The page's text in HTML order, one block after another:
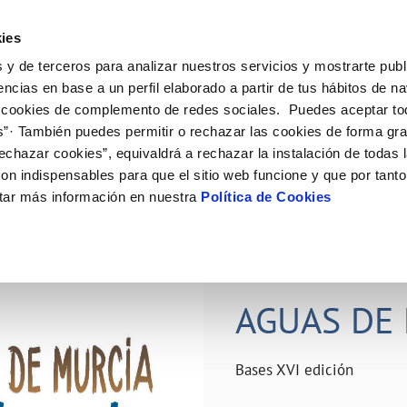
y de terceros para analizar nuestros servicios y mostrarte
en base a un perfil elaborado a partir de tus hábitos de
de complemento de redes sociales. Puedes aceptar
También puedes permitir o rechazar las cookies de forma
cookies”, equivaldrá a rechazar la instalación de todas
indispensables para que el sitio web funcione y que por
más información en nuestra Política de Cookies
de titular
de suministro
MODIFICACIÓN DE DATOS
Actualizar datos bancários
Actualizar datos de
VER TODAS LAS GESTIONES
Tu Servicio
AL CLIENTE
contacto
COMPROMISO DE SERVICIO
Carta de compromisos
Customer Counsel (Defensa del
Tu Agua
del agua
consumidor
CUIDADOS DEL AGUA
Consejos de ahorro
Depósitos comunitarios
comunitarios
Conócenos
DE GESTIÓN Y CERTIFICADOS
PERFIL DEL CONTRATANTE
Plataforma de contratación del
público
Licitaciones en curso
AGUAS
Bases XVI edición